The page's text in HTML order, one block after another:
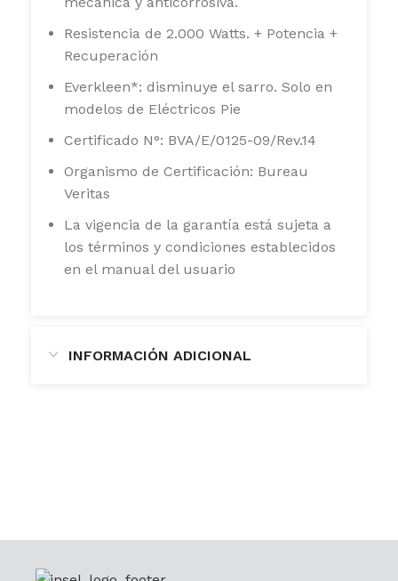
Resistencia de 2.000 Watts. + Potencia +
Recuperación
Everkleen*: disminuye el sarro. Solo en
modelos de Eléctricos Pie
Certificado N°: BVA/E/0125-09/Rev.14
Organismo de Certificación: Bureau
Veritas
La vigencia de la garantía está sujeta a
los términos y condiciones establecidos
en el manual del usuario
INFORMACIÓN ADICIONAL